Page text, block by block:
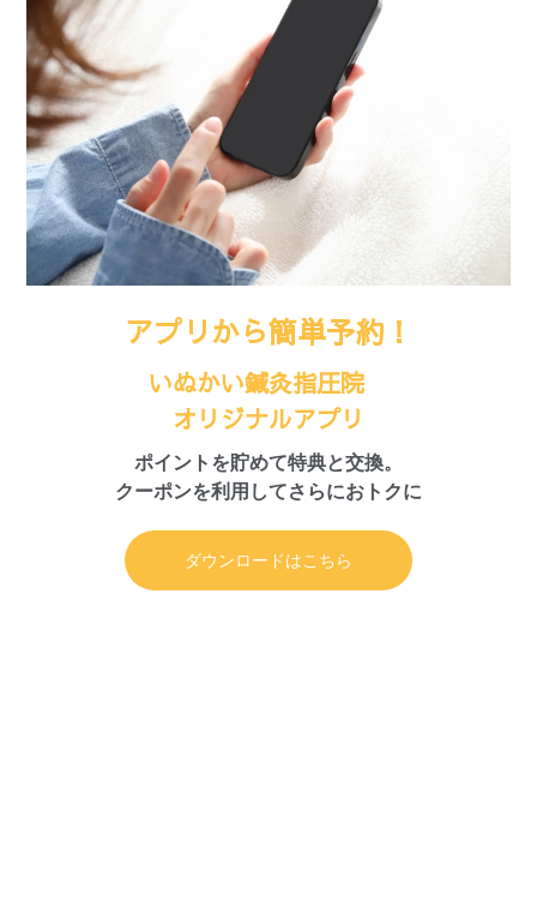
アプリから簡単予約！
いぬかい鍼灸指圧院
オリジナルアプリ
ポイントを貯めて特典と交換。
クーポンを利用してさらにおトクに
ダウンロードはこちら